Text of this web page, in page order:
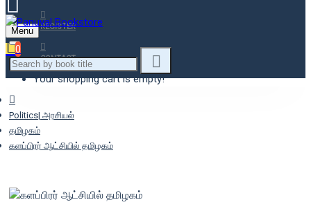
REGISTER
CONTACT
Menu
0
Your shopping cart is empty!
Politics| அரசியல்
தமிழகம்
களப்பிரர் ஆட்சியில் தமிழகம்